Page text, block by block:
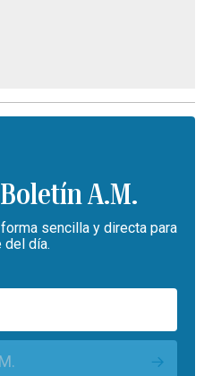
Boletín A.M.
sencilla y directa para
del día.